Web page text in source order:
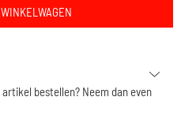
bestellen? Neem dan even